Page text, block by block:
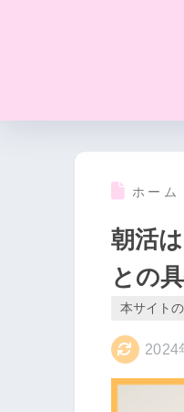
ホーム
朝活
との
本サイト
2024